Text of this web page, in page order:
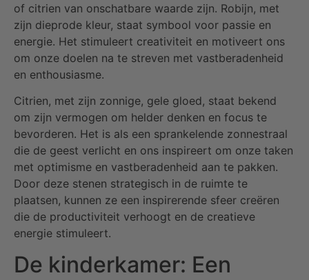
of citrien van onschatbare waarde zijn. Robijn, met
zijn dieprode kleur, staat symbool voor passie en
energie. Het stimuleert creativiteit en motiveert ons
om onze doelen na te streven met vastberadenheid
en enthousiasme.
Citrien, met zijn zonnige, gele gloed, staat bekend
om zijn vermogen om helder denken en focus te
bevorderen. Het is als een sprankelende zonnestraal
die de geest verlicht en ons inspireert om onze taken
met optimisme en vastberadenheid aan te pakken.
Door deze stenen strategisch in de ruimte te
plaatsen, kunnen ze een inspirerende sfeer creëren
die de productiviteit verhoogt en de creatieve
energie stimuleert.
De kinderkamer: Een